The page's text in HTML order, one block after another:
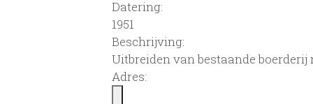
Datering:
1951
Beschrijving:
Uitbreiden van bestaande
Adres: